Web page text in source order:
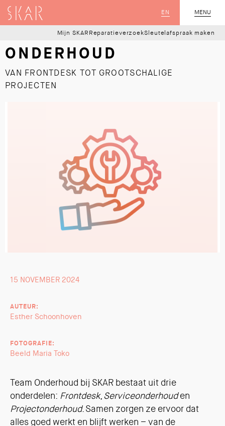
MENU
SLUIT
EN
SKAR
Mijn SKAR ReparatieverzoekSleutelafspraak maken
ONDERHOUD
VAN FRONTDESK TOT GROOTSCHALIGE
PROJECTEN
15 NOVEMBER 2024
AUTEUR:
Esther Schoonhoven
FOTOGRAFIE:
Beeld Maria Toko
Team Onderhoud bij SKAR bestaat uit drie
onderdelen: Frontdesk, Serviceonderhouden
Projectonderhoud. Samen zorgen ze ervoor dat
alles goed werkt en blijft werken – van de